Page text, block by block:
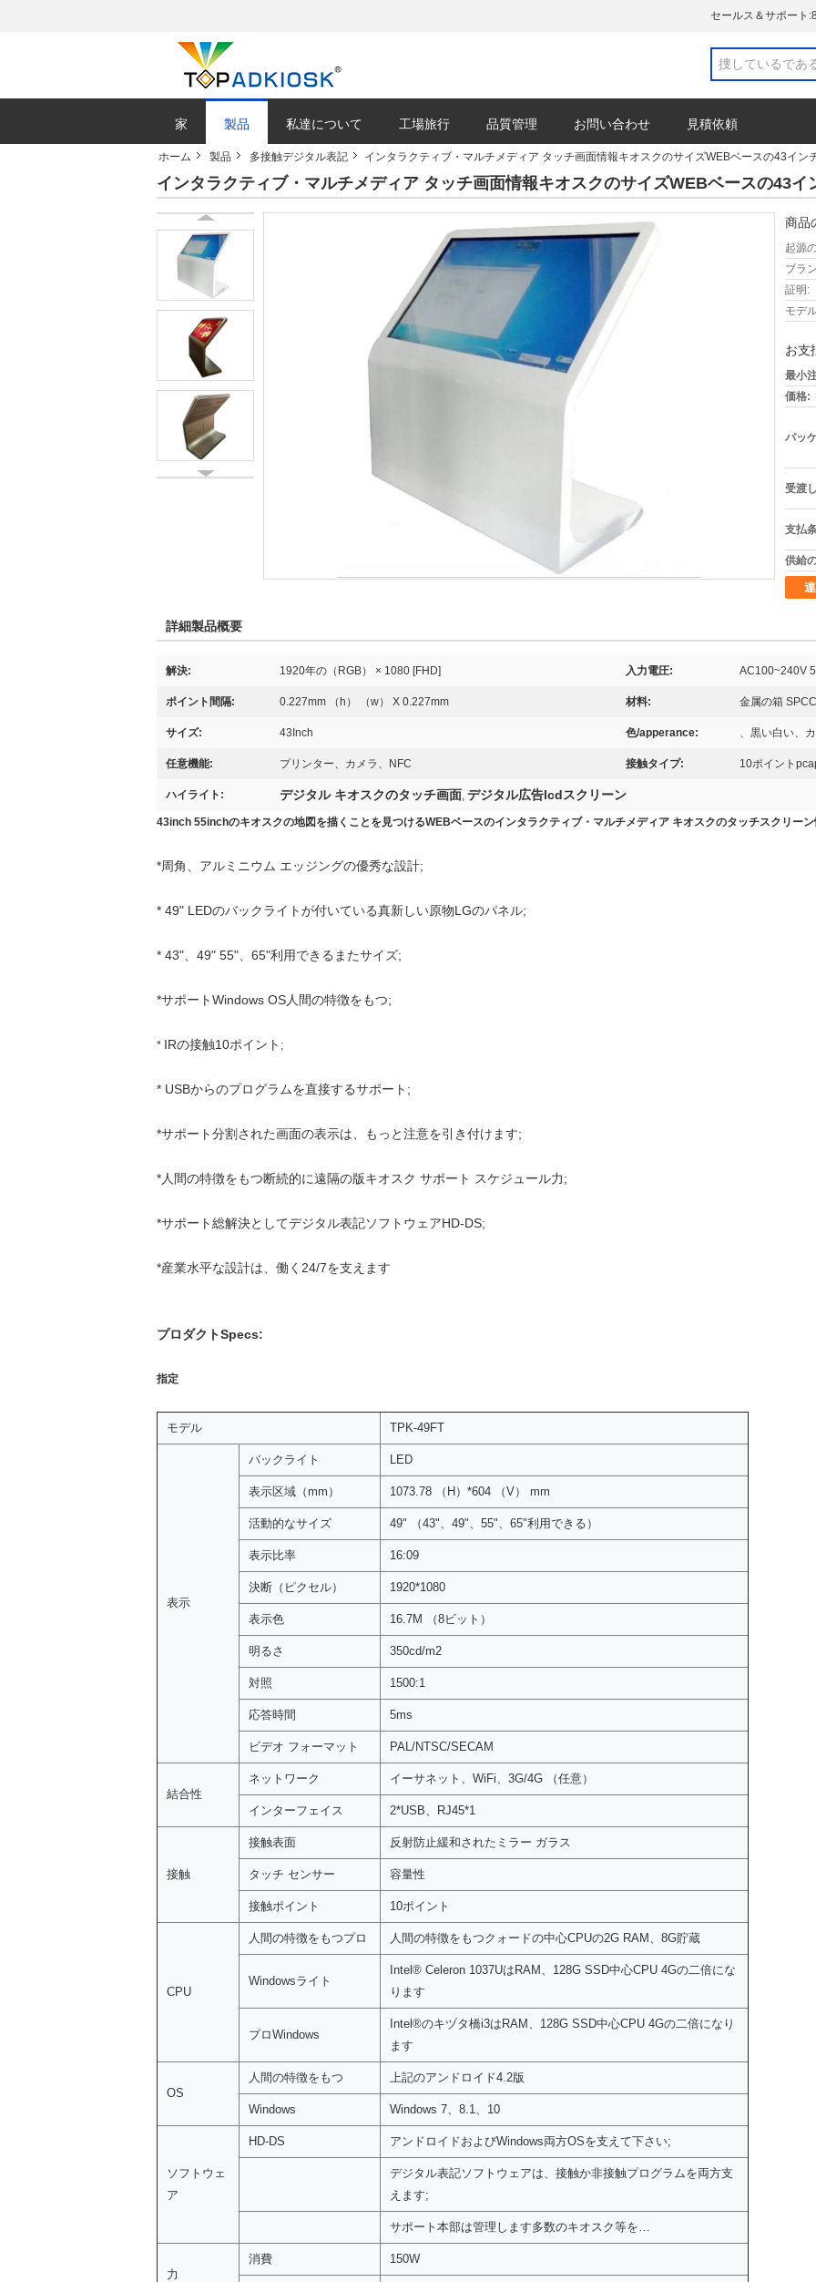
セールス＆サポート:
家 製品 私達について 工場旅行 品質管理 お問い合わせ 見積依頼
ホーム 製品 多接触デジタル表記 インタラクティブ・マルチメディア タッチ画面情報キオスクのサイズWEBベースの43イン
インタラクティブ・マルチメディア タッチ画面情報キオスクのサイズWEBベースの43イ
商品
起源
ブラ
証明:
モデ
お支
最小
価格:
パッ
受渡
支払
供給
詳細製品概要
解決: 1920年の（RGB） × 1080 [FHD] 入力電圧: AC100~240V
ポイント間隔: 0.227mm （h） （w） X 0.227mm 材料: 金属の箱 SPCC
サイズ: 43Inch 色/apperance: 、黒い白い、
任意機能: プリンター、カメラ、NFC 接触タイプ: 10ポイント
ハイライト: デジタル キオスクのタッチ画面, デジタル広告lcdスクリーン
43inch 55inchのキオスクの地図を描くことを見つけるWEBベースのインタラクティブ・マルチメディア キオスクのタッチスクリー
*周角、アルミニウム エッジングの優秀な設計;
* 49" LEDのバックライトが付いている真新しい原物LGのパネル;
* 43"、49" 55"、65"利用できるまたサイズ;
*サポートWindows OS人間の特徴をもつ;
* IRの接触10ポイント ;
* USBからのプログラムを直接するサポート;
*サポート分割された画面の表示は、もっと注意を引き付けます;
*人間の特徴をもつ断続的に遠隔の版キオスク サポート スケジュール力;
*サポート総解決としてデジタル表記ソフトウェアHD-DS;
*産業水平な設計は、働く24/7を支えます
プロダクトSpecs:
指定
モデル TPK-49FT
表示
バックライト LED
表示区域（mm） 1073.78 （H）*604 （V） mm
活動的なサイズ 49" （43"、49"、55"、65"利用できる）
表示比率 16:09
決断（ピクセル） 1920*1080
表示色 16.7M （8ビット）
明るさ 350cd/m2
対照 1500:1
応答時間 5ms
ビデオ フォーマット PAL/NTSC/SECAM
結合性
ネットワーク イーサネット、WiFi、3G/4G （任意）
インターフェイス 2*USB、RJ45*1
接触
接触表面 反射防止緩和されたミラー ガラス
タッチ センサー 容量性
接触ポイント 10ポイント
CPU
人間の特徴をもつプロ 人間の特徴をもつクォードの中心CPUの2G RAM、8G貯蔵
Windowsライト
Intel® Celeron 1037UはRAM、128G SSD中心CPU 4Gの二倍にな
ります
プロWindows
Intel®のキヅタ橋i3はRAM、128G SSD中心CPU 4Gの二倍になり
ます
OS
人間の特徴をもつ 上記のアンドロイド4.2版
Windows Windows 7、8.1、10
ソフトウェ
ア
HD-DS アンドロイドおよびWindows両方OSを支えて下さい;
デジタル表記ソフトウェアは、接触か非接触プログラムを両方支
えます;
サポート本部は管理します多数のキオスク等を…
力
消費 150W